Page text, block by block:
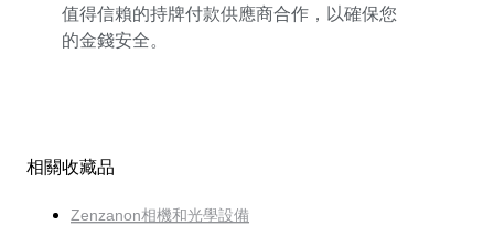
值得信賴的持牌付款供應商合作，以確保您
的金錢安全。
相關收藏品
Zenzanon相機和光學設備